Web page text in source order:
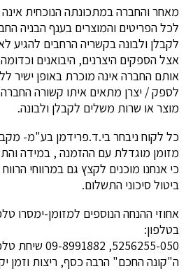
מאחר והחברה במתכונתה הנוכחית
לכל הפריטים והמוצרים בענף הבניה
לקבלן ולבונה בקשריה הרחבים להגיע
אצל הספקים היצרנים, היבואנים
אותם החברה אינה מוכרת באופן ישיר
לספק / יצרן מתאים איתו קשורה
מוצר או שרות משלים לקבלן ולבונה.
כל לקוח ניבחר בי.ד.פרידמן בע"מ-
מזומן מוגדלת עם ההזמנה , במידה
כי אנחנו מוכנים לקצץ גם במרווחי
ביטול סיכוני התשלום.
אחוזי ההנחה הנוספים למזומן-ימסרו
בטלפון:
5256255-050,
ה"קונה החכם" הרבה כסף, ריצות וזמן